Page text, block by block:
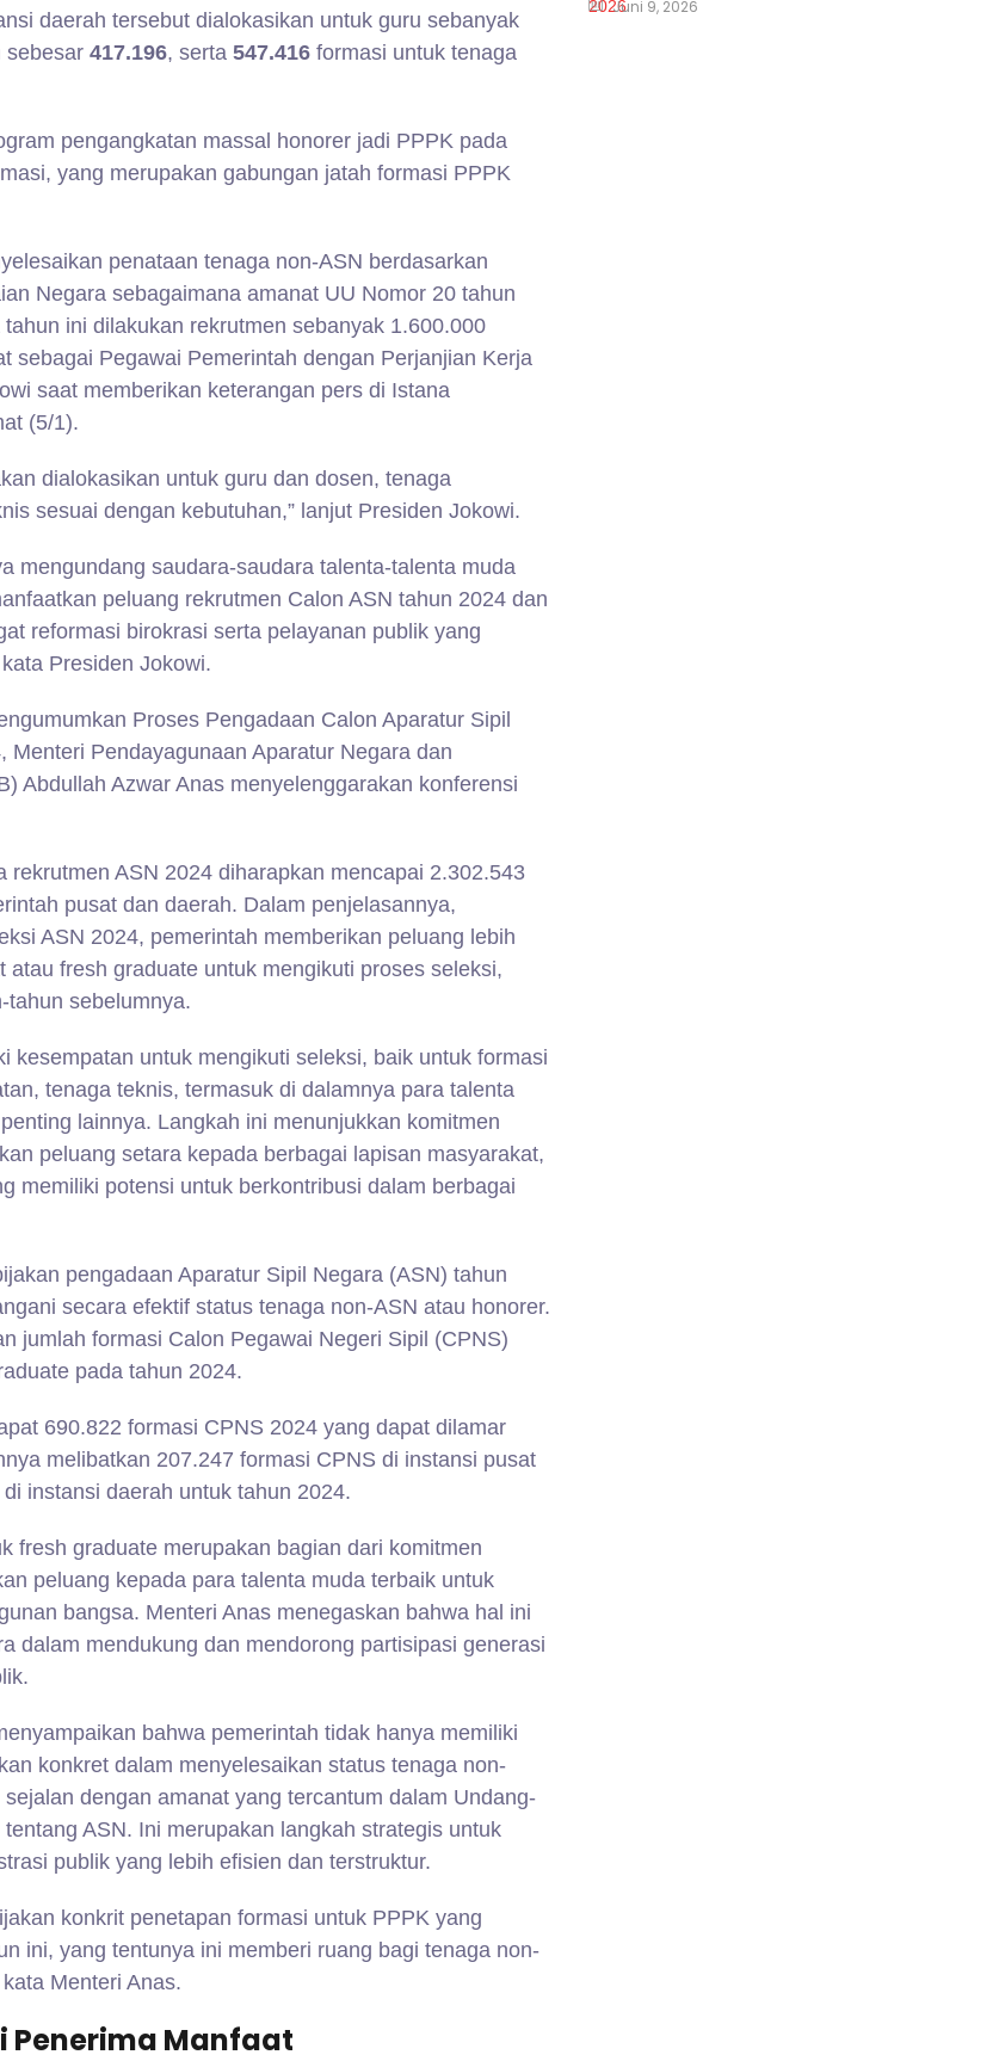
daerah tersebut dialokasikan untuk guru sebanyak
sebesar 417.196, serta 547.416 formasi untuk tenaga
pengangkatan massal honorer jadi PPPK pada
yang merupakan gabungan jatah formasi PPPK
penataan tenaga non-ASN berdasarkan
Negara sebagaimana amanat UU Nomor 20 tahun
ini dilakukan rekrutmen sebanyak 1.600.000
sebagai Pegawai Pemerintah dengan Perjanjian Kerja
saat memberikan keterangan pers di Istana
(5/1).
dialokasikan untuk guru dan dosen, tenaga
sesuai dengan kebutuhan,” lanjut Presiden Jokowi.
mengundang saudara-saudara talenta-talenta muda
peluang rekrutmen Calon ASN tahun 2024 dan
reformasi birokrasi serta pelayanan publik yang
Presiden Jokowi.
Proses Pengadaan Calon Aparatur Sipil
Menteri Pendayagunaan Aparatur Negara dan
Abdullah Azwar Anas menyelenggarakan konferensi
rekrutmen ASN 2024 diharapkan mencapai 2.302.543
pusat dan daerah. Dalam penjelasannya,
ASN 2024, pemerintah memberikan peluang lebih
atau fresh graduate untuk mengikuti proses seleksi,
tahun sebelumnya.
kesempatan untuk mengikuti seleksi, baik untuk formasi
tenaga teknis, termasuk di dalamnya para talenta
lainnya. Langkah ini menunjukkan komitmen
peluang setara kepada berbagai lapisan masyarakat,
memiliki potensi untuk berkontribusi dalam berbagai
pengadaan Aparatur Sipil Negara (ASN) tahun
secara efektif status tenaga non-ASN atau honorer.
jumlah formasi Calon Pegawai Negeri Sipil (CPNS)
pada tahun 2024.
690.822 formasi CPNS 2024 yang dapat dilamar
melibatkan 207.247 formasi CPNS di instansi pusat
instansi daerah untuk tahun 2024.
fresh graduate merupakan bagian dari komitmen
peluang kepada para talenta muda terbaik untuk
bangsa. Menteri Anas menegaskan bahwa hal ini
dalam mendukung dan mendorong partisipasi generasi
bahwa pemerintah tidak hanya memiliki
konkret dalam menyelesaikan status tenaga non-
dengan amanat yang tercantum dalam Undang-
ASN. Ini merupakan langkah strategis untuk
publik yang lebih efisien dan terstruktur.
konkrit penetapan formasi untuk PPPK yang
ini, yang tentunya ini memberi ruang bagi tenaga non-
Menteri Anas.
Penerima Manfaat
Juni 9, 2026